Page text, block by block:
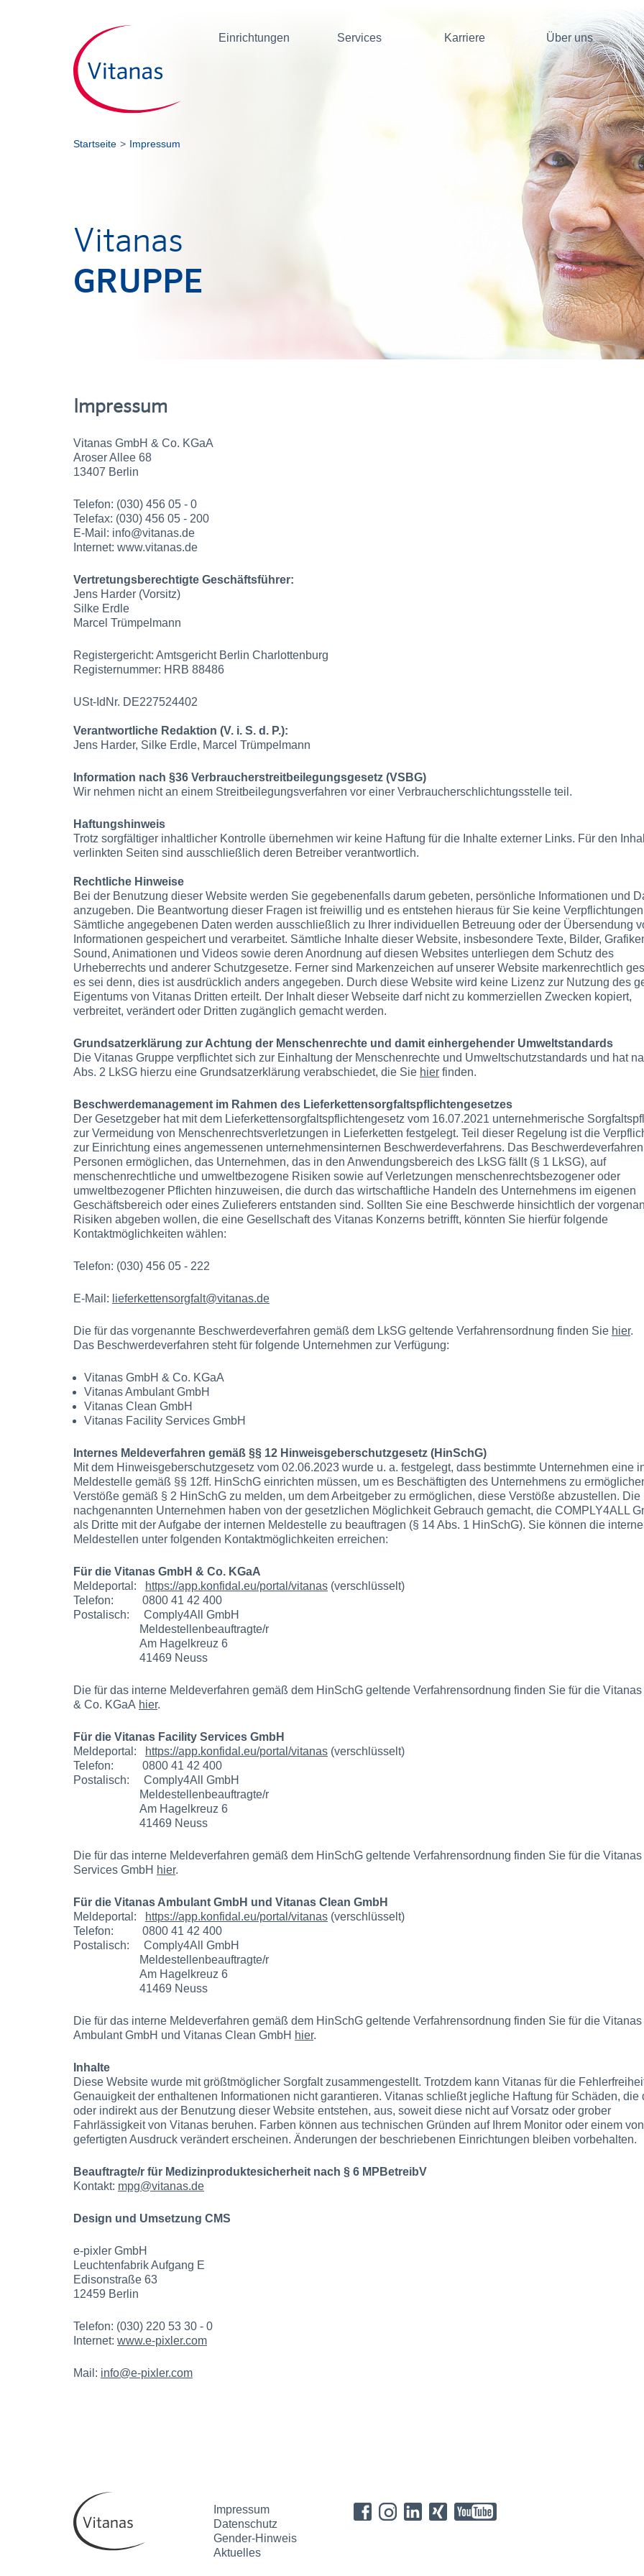
Startseite Impressum
Einrichtungen Services Karriere Über uns
Vitanas
GRUPPE
Impressum
Vitanas GmbH & Co. KGaA
Aroser Allee 68
13407 Berlin
Telefon: (030) 456 05 - 0
Telefax: (030) 456 05 - 200
E-Mail: info@vitanas.de
Internet: www.vitanas.de
Vertretungsberechtigte Geschäftsführer:
Jens Harder (Vorsitz)
Silke Erdle
Marcel Trümpelmann
Registergericht: Amtsgericht Berlin Charlottenburg
Registernummer: HRB 88486
USt-IdNr. DE227524402
Verantwortliche Redaktion (V. i. S. d. P.):
Jens Harder, Silke Erdle, Marcel Trümpelmann
Information nach §36 Verbraucherstreitbeilegungsgesetz (VSBG)
Wir nehmen nicht an einem Streitbeilegungsverfahren vor einer Verbraucherschlichtungsstelle teil.
Haftungshinweis
Trotz sorgfältiger inhaltlicher Kontrolle übernehmen wir keine Haftung für die Inhalte externer Links. Für den
verlinkten Seiten sind ausschließlich deren Betreiber verantwortlich.
Rechtliche Hinweise
Bei der Benutzung dieser Website werden Sie gegebenenfalls darum gebeten, persönliche Informationen und
anzugeben. Die Beantwortung dieser Fragen ist freiwillig und es entstehen hieraus für Sie keine
Sämtliche angegebenen Daten werden ausschließlich zu Ihrer individuellen Betreuung oder der Übersendung
Informationen gespeichert und verarbeitet. Sämtliche Inhalte dieser Website, insbesondere Texte, Bilder,
Sound, Animationen und Videos sowie deren Anordnung auf diesen Websites unterliegen dem Schutz des
Urheberrechts und anderer Schutzgesetze. Ferner sind Markenzeichen auf unserer Website markenrechtlich
es sei denn, dies ist ausdrücklich anders angegeben. Durch diese Website wird keine Lizenz zur Nutzung des
Eigentums von Vitanas Dritten erteilt. Der Inhalt dieser Webseite darf nicht zu kommerziellen Zwecken kopiert,
verbreitet, verändert oder Dritten zugänglich gemacht werden.
Grundsatzerklärung zur Achtung der Menschenrechte und damit einhergehender Umweltstandards
Die Vitanas Gruppe verpflichtet sich zur Einhaltung der Menschenrechte und Umweltschutzstandards und hat
Abs. 2 LkSG hierzu eine Grundsatzerklärung verabschiedet, die Sie hier finden.
Beschwerdemanagement im Rahmen des Lieferkettensorgfaltspflichtengesetzes
Der Gesetzgeber hat mit dem Lieferkettensorgfaltspflichtengesetz vom 16.07.2021 unternehmerische
zur Vermeidung von Menschenrechtsverletzungen in Lieferketten festgelegt. Teil dieser Regelung ist die
zur Einrichtung eines angemessenen unternehmensinternen Beschwerdeverfahrens. Das
Personen ermöglichen, das Unternehmen, das in den Anwendungsbereich des LkSG fällt (§ 1 LkSG), auf
menschenrechtliche und umweltbezogene Risiken sowie auf Verletzungen menschenrechtsbezogener oder
umweltbezogener Pflichten hinzuweisen, die durch das wirtschaftliche Handeln des Unternehmens im eigenen
Geschäftsbereich oder eines Zulieferers entstanden sind. Sollten Sie eine Beschwerde hinsichtlich der
Risiken abgeben wollen, die eine Gesellschaft des Vitanas Konzerns betrifft, könnten Sie hierfür folgende
Kontaktmöglichkeiten wählen:
Telefon: (030) 456 05 - 222
E-Mail: lieferkettensorgfalt@vitanas.de
Die für das vorgenannte Beschwerdeverfahren gemäß dem LkSG geltende Verfahrensordnung finden Sie hier.
Das Beschwerdeverfahren steht für folgende Unternehmen zur Verfügung:
Vitanas GmbH & Co. KGaA
Vitanas Ambulant GmbH
Vitanas Clean GmbH
Vitanas Facility Services GmbH
Internes Meldeverfahren gemäß §§ 12 Hinweisgeberschutzgesetz (HinSchG)
Mit dem Hinweisgeberschutzgesetz vom 02.06.2023 wurde u. a. festgelegt, dass bestimmte Unternehmen eine
Meldestelle gemäß §§ 12ff. HinSchG einrichten müssen, um es Beschäftigten des Unternehmens zu
Verstöße gemäß § 2 HinSchG zu melden, um dem Arbeitgeber zu ermöglichen, diese Verstöße abzustellen. Die
nachgenannten Unternehmen haben von der gesetzlichen Möglichkeit Gebrauch gemacht, die COMPLY4ALL
als Dritte mit der Aufgabe der internen Meldestelle zu beauftragen (§ 14 Abs. 1 HinSchG). Sie können die
Meldestellen unter folgenden Kontaktmöglichkeiten erreichen:
Für die Vitanas GmbH & Co. KGaA
Meldeportal:
https://app.konfidal.eu/portal/vitanas (verschlüsselt)
Telefon: 0800 41 42 400
Postalisch: Comply4All GmbH
Meldestellenbeauftragte/r
Am Hagelkreuz 6
41469 Neuss
Die für das interne Meldeverfahren gemäß dem HinSchG geltende Verfahrensordnung finden Sie für die Vitanas
& Co. KGaA hier.
Für die Vitanas Facility Services GmbH
Meldeportal:
https://app.konfidal.eu/portal/vitanas (verschlüsselt)
Telefon: 0800 41 42 400
Postalisch: Comply4All GmbH
Meldestellenbeauftragte/r
Am Hagelkreuz 6
41469 Neuss
Die für das interne Meldeverfahren gemäß dem HinSchG geltende Verfahrensordnung finden Sie für die
Services GmbH hier.
Für die Vitanas Ambulant GmbH und Vitanas Clean GmbH
Meldeportal:
https://app.konfidal.eu/portal/vitanas (verschlüsselt)
Telefon: 0800 41 42 400
Postalisch: Comply4All GmbH
Meldestellenbeauftragte/r
Am Hagelkreuz 6
41469 Neuss
Die für das interne Meldeverfahren gemäß dem HinSchG geltende Verfahrensordnung finden Sie für die Vitanas
Ambulant GmbH und Vitanas Clean GmbH hier.
Inhalte
Diese Website wurde mit größtmöglicher Sorgfalt zusammengestellt. Trotzdem kann Vitanas für die
Genauigkeit der enthaltenen Informationen nicht garantieren. Vitanas schließt jegliche Haftung für Schäden, die
oder indirekt aus der Benutzung dieser Website entstehen, aus, soweit diese nicht auf Vorsatz oder grober
Fahrlässigkeit von Vitanas beruhen. Farben können aus technischen Gründen auf Ihrem Monitor oder einem
gefertigten Ausdruck verändert erscheinen. Änderungen der beschriebenen Einrichtungen bleiben vorbehalten.
Beauftragte/r für Medizin­produkte­sicherheit nach § 6 MPBetreibV
Kontakt: mpg@vitanas.de
Design und Umsetzung CMS
e-pixler GmbH
Leuchtenfabrik Aufgang E
Edisonstraße 63
12459 Berlin
Telefon: (030) 220 53 30 - 0
Internet: www.e-pixler.com
Mail: info@e-pixler.com
Impressum
Datenschutz
Gender-Hinweis
Aktuelles